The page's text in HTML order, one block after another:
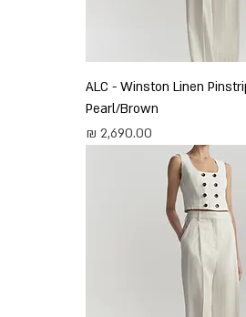
ALC - Winston Linen
Pearl/Brown
מחיר